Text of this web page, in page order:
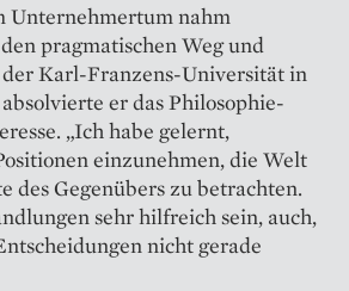
Unternehmertum nahm
pragmatischen Weg und
Karl-Franzens-Universität in
er das Philosophie-
„Ich habe gelernt,
einzunehmen, die Welt
des Gegenübers zu betrachten.
sehr hilfreich sein, auch,
nicht gerade